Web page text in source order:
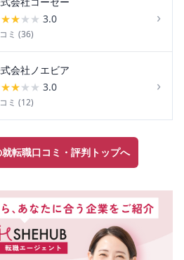
★★★ ★ 3.0
ミ (36)
›
会社ノエビア
★★★ ★ 3.0
ミ (12)
›
転職口コミ・評判トップへ